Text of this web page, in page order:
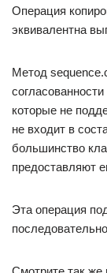
Операция
эквивалентна
Метод
которые не
не входит в
большинство
предоставляют
Эта операция